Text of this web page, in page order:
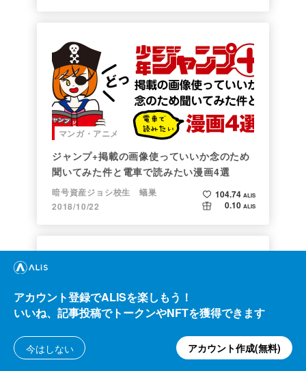
マンガ・アニメ
ジャンプ+掲載の画像使っていいか念のため
聞いてみた件と電車で読みたい漫画4選
暗号資産ジョシ校生 蟻巣
2018/10/22
104.74 ALIS
0.10 ALIS
マンガ・アニメ
アカウント登録でALISを楽しもう！
いいね、記事投稿でトークンやNFTを獲得できます
今はしない アカウント作成(無料)